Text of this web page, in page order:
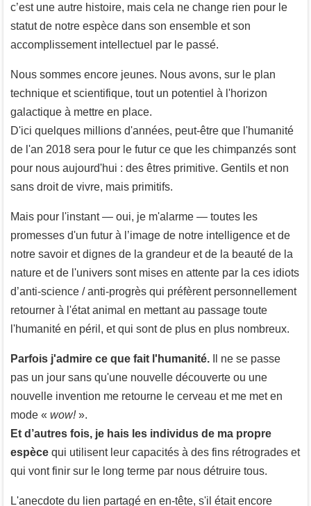
c’est une autre histoire, mais cela ne change rien pour le
statut de notre espèce dans son ensemble et son
accomplissement intellectuel par le passé.
Nous sommes encore jeunes. Nous avons, sur le plan
technique et scientifique, tout un potentiel à l'horizon
galactique à mettre en place.
D'ici quelques millions d'années, peut-être que l'humanité
de l'an 2018 sera pour le futur ce que les chimpanzés sont
pour nous aujourd'hui : des êtres primitive. Gentils et non
sans droit de vivre, mais primitifs.
Mais pour l'instant — oui, je m'alarme — toutes les
promesses d'un futur à l’image de notre intelligence et de
notre savoir et dignes de la grandeur et de la beauté de la
nature et de l'univers sont mises en attente par la ces idiots
d’anti-science / anti-progrès qui préfèrent personnellement
retourner à l'état animal en mettant au passage toute
l'humanité en péril, et qui sont de plus en plus nombreux.
Parfois j'admire ce que fait l'humanité. Il ne se passe
pas un jour sans qu'une nouvelle découverte ou une
nouvelle invention me retourne le cerveau et me met en
mode « wow!».
Et d’autres fois, je hais les individus de ma propre
espèce qui utilisent leur capacités à des fins rétrogrades et
qui vont finir sur le long terme par nous détruire tous.
L'anecdote du lien partagé en en-tête, s'il était encore